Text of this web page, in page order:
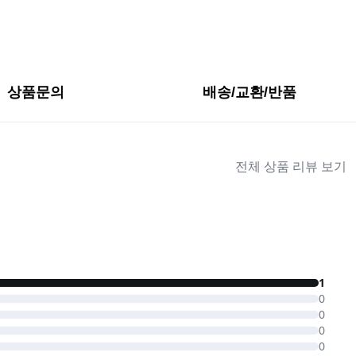
상품문의 배송/교환/반품